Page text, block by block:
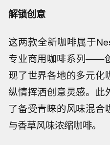
解锁创意
这两款全新咖啡属于
专业商用咖啡系列——
现了世界各地的多元化
纵情挥洒创意灵感。此
了备受青睐的风味混合
与香草风味浓缩咖啡。